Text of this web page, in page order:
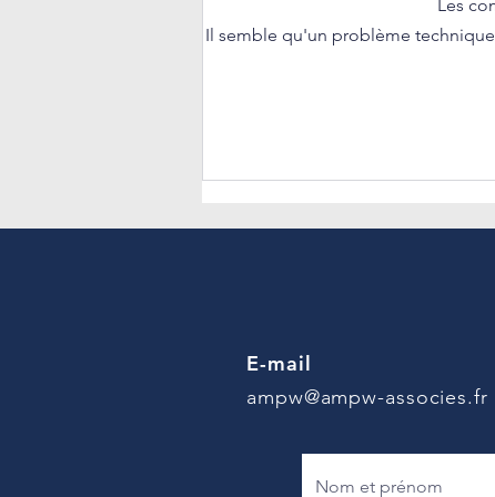
Les
Il semble qu'un problème
E-mail
ampw@ampw-associes.fr